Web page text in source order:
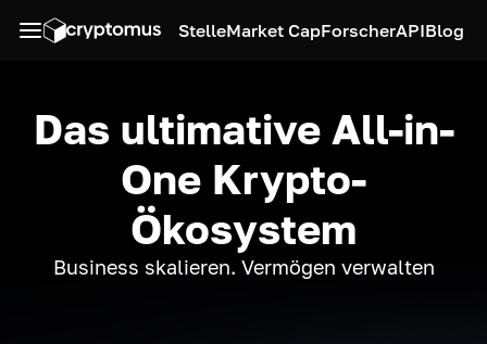
StelleMarket CapForscherAPIBlog
Das ultimative All-in-
One Krypto-
Ökosystem
Business skalieren. Vermögen verwalten